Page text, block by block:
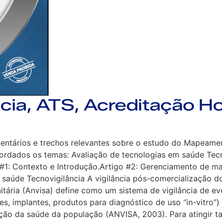
ATS, Acreditação
e trechos relevantes sobre o estudo do
os temas: Avaliação de tecnologias em saúde
Contexto e Introdução.Artigo #2: Gerenciamento de
Tecnovigilância A vigilância pós-comercialização
(Anvisa) define como um sistema de vigilância de
implantes, produtos para diagnóstico de uso “in-
da saúde da população (ANVISA, 2003). Para atingir